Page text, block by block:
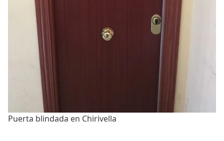
Puerta blindada en Chirivella